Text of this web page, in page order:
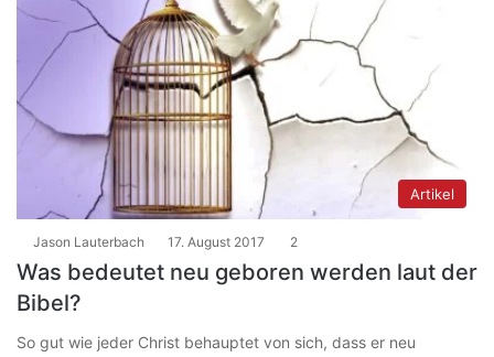
Artikel
Jason Lauterbach 17. August 2017 2
Was bedeutet neu geboren werden laut der
Bibel?
So gut wie jeder Christ behauptet von sich, dass er neu